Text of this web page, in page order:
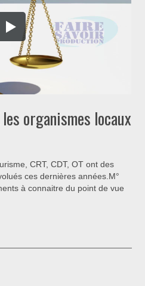
les organismes locaux
CRT, CDT, OT ont des
ces dernières années.M°
à connaitre du point de vue